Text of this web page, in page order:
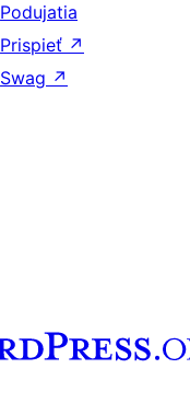
Podujatia
Prispieť ↗
Swag ↗